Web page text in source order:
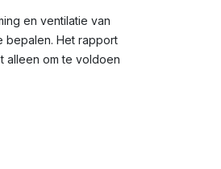
en ventilatie van
bepalen. Het rapport
alleen om te voldoen